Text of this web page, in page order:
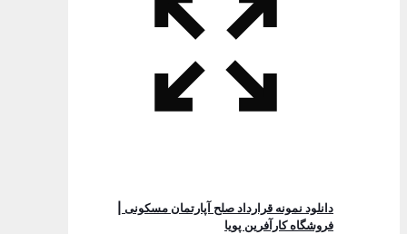
دانلود نمونه قرارداد صلح آپارتمان مسکونی |
فروشگاه کارآفرین پویا